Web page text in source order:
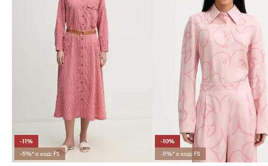
-11%
-5%* с код: FS
-10%
-5%* с код: FS